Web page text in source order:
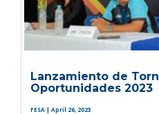
Lanzamiento de
Oportunidades 2023
FESA | April 26, 2023